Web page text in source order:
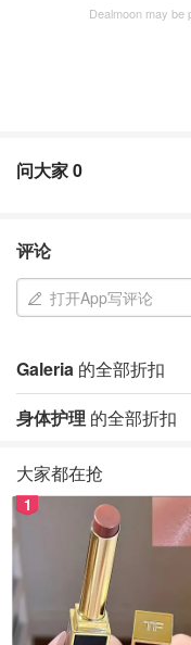
Dealmoon may be
问大家0
评论
打开App写评论
Galeria 的全部折扣
身体护理 的全部折扣
大家都在抢
1